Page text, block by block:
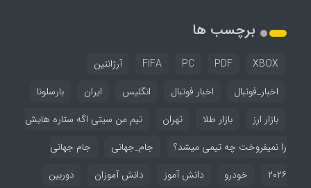
برچسب ها
FIFA PC PDF XBOX
آرژانتین
اخبار_فوتبال
اخبار فوتبال انگلیس ایران
بارسلونا
بازار ارز
بازار طلا تهران
تیم من سیتی اگه ستاره هایش
را نمیفروخت چه تیمی میشد؟
جام_جهانی
جام جهانی
۲۰۲۶
خودرو دانش آموز دانش آموزان دوربین